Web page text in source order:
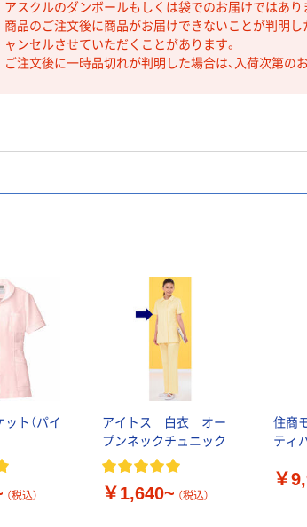
アスクルのダンボールもしくは袋でのお届けではあり
商品のご注文後に商品がお届けできないことが判明し
ャンセルさせていただくことがあります。
ご注文後に一時品切れが判明した場合は、入荷次第の
ト（パイ
（税込）
アイトス 白衣 オー
プンネックチュニック
￥1,640~ （税込）
住商
ティ
￥